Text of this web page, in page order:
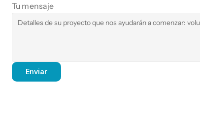
Tu mensaje
Enviar